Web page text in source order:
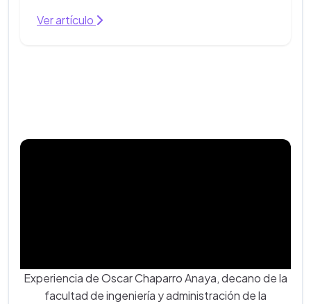
Ver artículo
Experiencia de Oscar Chaparro Anaya, decano de la
facultad de ingeniería y administración de la